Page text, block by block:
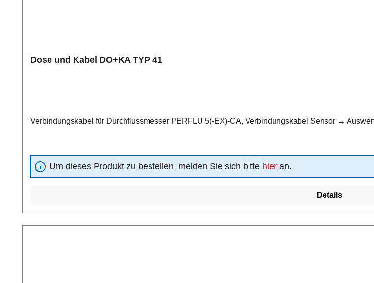
Dose und Kabel DO+KA TYP 41
Verbindungskabel für Durchflussmesser PERFLU 5(-EX)-CA, Verbindungskabel Sensor ↔
Um dieses Produkt zu bestellen, melden Sie sich bitte hier an.
Details